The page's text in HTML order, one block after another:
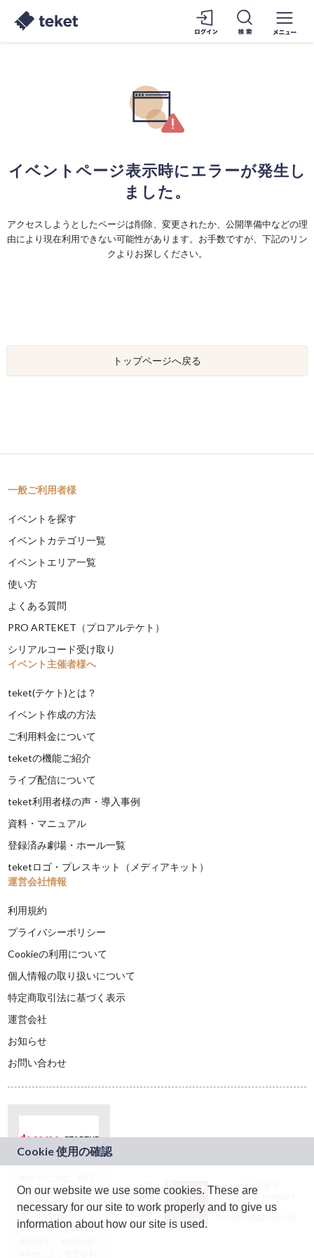
イベントページ表示時にエラーが発生し
ました。
アクセスしようとしたページは削除、変更されたか、公開準備中などの理
由により現在利用できない可能性があります。お手数ですが、下記のリン
クよりお探しください。
トップページへ戻る
一般ご利用者様
イベントを探す
イベントカテゴリ一覧
イベントエリア一覧
使い方
よくある質問
PRO ARTEKET（プロアルテケト）
シリアルコード受け取り
イベント主催者様へ
teket(テケト)とは？
イベント作成の方法
ご利用料金について
teketの機能ご紹介
ライブ配信について
teket利用者様の声・導入事例
資料・マニュアル
登録済み劇場・ホール一覧
teketロゴ・プレスキット（メディアキット）
運営会社情報
利用規約
プライバシーポリシー
Cookieの利用について
個人情報の取り扱いについて
特定商取引法に基づく表示
運営会社
お知らせ
お問い合わせ
ドコモグループの新
規事業創出プログラ
ム「docomo
STARTUP」を通じて
JASRAC許諾番号：
9024936001Y45037
JASRAC許諾番号：
On our website we use some cookies. These are
necessary for our site to work properly and to give us
information about how our site is used.